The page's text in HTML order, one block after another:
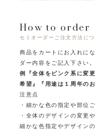
How to order
セミオーダーご注文方法につ
商品をカートにお入れに
ダー内容をご記入下さい。
例『全体をピンク系に変
希望』『用途は１周年の
注意点
・細かな色の指定や部位
・全体のデザインの変更
細かな色指定やデザイン